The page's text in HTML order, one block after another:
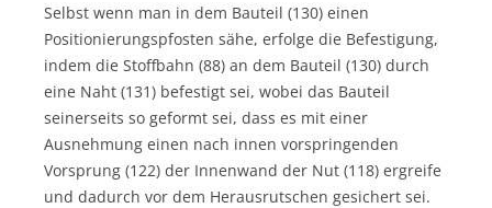
Selbst wenn man in dem Bauteil (130) einen
Positionierungspfosten sähe, erfolge die Befestigung,
indem die Stoffbahn (88) an dem Bauteil (130) durch
eine Naht (131) befestigt sei, wobei das Bauteil
seinerseits so geformt sei, dass es mit einer
Ausnehmung einen nach innen vorspringenden
Vorsprung (122) der Innenwand der Nut (118) ergreife
und dadurch vor dem Herausrutschen gesichert sei.